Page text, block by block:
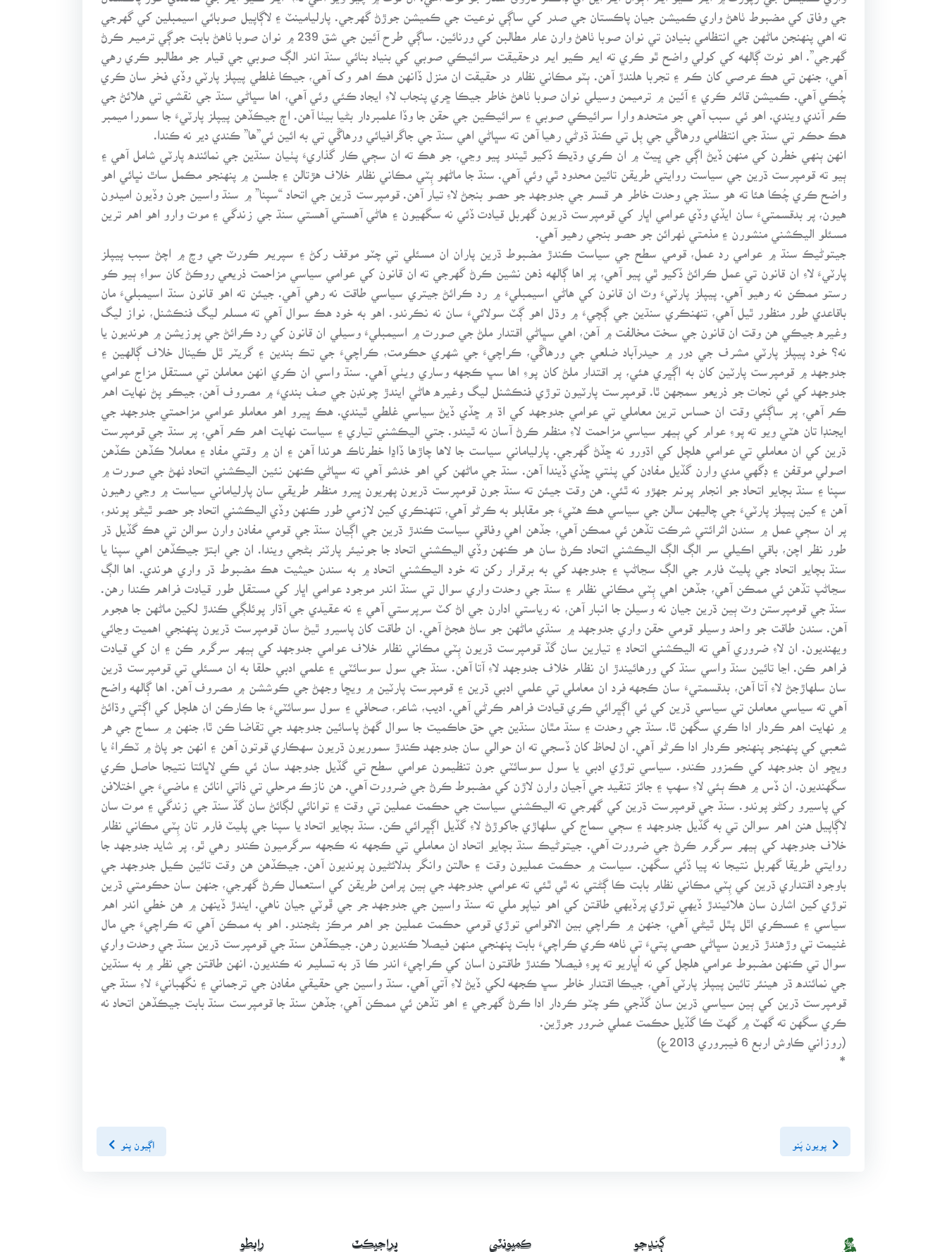
جي وفاق کي مضبوط ٺاهڻ واري ڪميشن جيان پاڪستان جي صدر کي ساڳي نوعيت جي ڪميشن جوڙڻ گهرجي. پارليامينٽ ۽ لاڳاپيل صوبائي اسيمبلين کي گهرجي
ته اهي پنهنجن ماڻهن جي انتظامي بنيادن تي نوان صوبا ٺاهڻ وارن عام مطالبن کي ورنائين. ساڳي طرح آئين جي شق 239 ۾ نوان صوبا ٺاهڻ بابت جوڳي ترميم ڪرڻ
گهرجي”. اهو نوٽ ڳالهه کي کولي واضح ٿو ڪري ته ايم ڪيو ايم درحقيقت سرائيڪي صوبي کي بنياد بنائي سنڌ اندر الڳ صوبي جي قيام جو مطالبو ڪري رهي
آهي، جنهن تي هڪ عرصي کان ڪم ۽ تجربا هلندڙ آهن. ٻٽو مڪاني نظام در حقيقت ان منزل ڏانهن هڪ اهم وک آهي، جيڪا غلطي پيپلز پارٽي وڏي فخر سان ڪري
چُڪي آهي. ڪميشن قائم ڪري ۽ آئين ۾ ترميمن وسيلي نوان صوبا ٺاهڻ خاطر جيڪا ڇري پنجاب لاءِ ايجاد ڪئي وئي آهي، اها سڀاڻي سنڌ جي نقشي تي هلائڻ جي
ڪم آندي ويندي. اهو ئي سبب آهي جو متحده وارا سرائيڪي صوبي ۽ سرائيڪين جي حقن جا وڏا علمبردار بڻيا بيٺا آهن. اڄ جيڪڏهن پيپلز پارٽيءَ جا سمورا ميمبر
هڪ حڪم تي سنڌ جي انتظامي ورهاڱي جي بِل تي ڪنڌ ڌوڻي رهيا آهن ته سڀاڻي اهي سنڌ جي جاگرافيائي ورهاڱي تي به ائين ئي”ها” ڪندي دير نه ڪندا.
انهن ٻنهي خطرن کي منهن ڏيڻ اڳي جي ڀيٽ ۾ ان ڪري وڌيڪ ڏکيو ٿيندو پيو وڃي، جو هڪ ته ان سڄي ڪار گذاريءَ پٺيان سنڌين جي نمائنده پارٽي شامل آهي ۽
ٻيو ته قومپرست ڌرين جي سياست روايتي طريقن تائين محدود ٿي وئي آهي. سنڌ جا ماڻهو ٻِٽي مڪاني نظام خلاف هڙتالن ۽ جلسن ۾ پنهنجو مڪمل ساٿ نڀائي اهو
واضح ڪري چُڪا هئا ته هو سنڌ جي وحدت خاطر هر قسم جي جدوجهد جو حصو بنجڻ لاءِ تيار آهن. قومپرست ڌرين جي اتحاد “سپنا” ۾ سنڌ واسين جون وڏيون اميدون
هيون، پر بدقسمتيءَ سان ايڏي وڏي عوامي اڀار کي قومپرست ڌريون گهربل قيادت ڏئي نه سگهيون ۽ هاڻي آهستي آهستي سنڌ جي زندگي ۽ موت وارو اهو اهم ترين
مسئلو اليڪشني منشورن ۽ مذمتي ٺهرائن جو حصو بنجي رهيو آهي.
جيتوڻيڪ سنڌ ۾ عوامي رد عمل، قومي سطح جي سياست ڪندڙ مضبوط ڌرين پاران ان مسئلي تي چٽو موقف رکڻ ۽ سپريم ڪورٽ جي وچ ۾ اچڻ سبب پيپلز
پارٽيءَ لاءِ ان قانون تي عمل ڪرائڻ ڏکيو ٿي پيو آهي، پر اها ڳالهه ذهن نشين ڪرڻ گهرجي ته ان قانون کي عوامي سياسي مزاحمت ذريعي روڪڻ کان سواءِ ٻيو ڪو
رستو ممڪن نه رهيو آهي. پيپلز پارٽيءَ وٽ ان قانون کي هاڻي اسيمبليءَ ۾ رد ڪرائڻ جيتري سياسي طاقت نه رهي آهي. جيئن ته اهو قانون سنڌ اسيمبليءَ مان
باقاعدي طور منظور ٿيل آهي، تنهنڪري سنڌين جي ڳچيءَ ۾ وڌل اهو ڳٽ سولائيءَ سان نه نڪرندو. اهو به خود هڪ سوال آهي ته مسلم ليگ فنڪشنل، نواز ليگ
وغيره جيڪي هن وقت ان قانون جي سخت مخالفت ۾ آهن، اهي سڀاڻي اقتدار ملڻ جي صورت ۾ اسيمبليءَ وسيلي ان قانون کي رد ڪرائڻ جي پوزيشن ۾ هونديون يا
نه؟ خود پيپلز پارٽي مشرف جي دور ۾ حيدرآباد ضلعي جي ورهاڱي، ڪراچيءَ جي شهري حڪومت، ڪراچيءَ جي تڪ بندين ۽ گريٽر ٿل ڪينال خلاف ڳالهين ۽
جدوجهد ۾ قومپرست پارٽين کان به اڳڀري هئي، پر اقتدار ملڻ کان پوءِ اها سڀ ڪجهه وساري ويٺي آهي. سنڌ واسي ان ڪري انهن معاملن تي مستقل مزاج عوامي
جدوجهد کي ئي نجات جو ذريعو سمجهن ٿا. قومپرست پارٽيون توڙي فنڪشنل ليگ وغيره هاڻي ايندڙ چونڊن جي صف بنديءَ ۾ مصروف آهن، جيڪو پڻ نهايت اهم
ڪم آهي، پر ساڳئي وقت ان حساس ترين معاملي تي عوامي جدوجهد کي اڌ ۾ ڇڏي ڏيڻ سياسي غلطي ٿيندي. هڪ ڀيرو اهو معاملو عوامي مزاحمتي جدوجهد جي
ايجنڊا تان هٽي ويو ته پوءِ عوام کي ٻيهر سياسي مزاحمت لاءِ منظم ڪرڻ آسان نه ٿيندو. جتي اليڪشني تياري ۽ سياست نهايت اهم ڪم آهي، پر سنڌ جي قومپرست
ڌرين کي ان معاملي تي عوامي هلچل کي اڌورو نه ڇڏڻ گهرجي. پارلياماني سياست جا لاها چاڙها ڏاڍا خطرناڪ هوندا آهن ۽ ان ۾ وقتي مفاد ۽ معاملا ڪڏهن ڪڏهن
اصولي موقفن ۽ ڊگهي مدي وارن گڏيل مفادن کي پٺتي ڇڏي ڏيندا آهن. سنڌ جي ماڻهن کي اهو خدشو آهي ته سڀاڻي ڪنهن نئين اليڪشني اتحاد ٺهڻ جي صورت ۾
سپنا ۽ سنڌ بچايو اتحاد جو انجام پونم جهڙو نه ٿئي. هن وقت جيئن ته سنڌ جون قومپرست ڌريون پهريون ڀيرو منظم طريقي سان پارلياماني سياست ۾ وڃي رهيون
آهن ۽ کين پيپلز پارٽيءَ جي چاليهن سالن جي سياسي هڪ هٽيءَ جو مقابلو به ڪرڻو آهي، تنهنڪري کين لازمي طور ڪنهن وڏي اليڪشني اتحاد جو حصو ٿيڻو پوندو،
پر ان سڄي عمل ۾ سندن اثرائتي شرڪت تڏهن ئي ممڪن آهي، جڏهن اهي وفاقي سياست ڪندڙ ڌرين جي اڳيان سنڌ جي قومي مفادن وارن سوالن تي هڪ گڏيل ڌر
طور نظر اچن، باقي اڪيلي سر الڳ الڳ اليڪشني اتحاد ڪرڻ سان هو ڪنهن وڏي اليڪشني اتحاد جا جونيئر پارٽنر بڻجي ويندا. ان جي ابتڙ جيڪڏهن اهي سپنا يا
سنڌ بچايو اتحاد جي پليٽ فارم جي الڳ سڃاڻپ ۽ جدوجهد کي به برقرار رکن ته خود اليڪشني اتحاد ۾ به سندن حيثيت هڪ مضبوط ڌر واري هوندي. اها الڳ
سڃاڻپ تڏهن ئي ممڪن آهي، جڏهن اهي ٻِٽي مڪاني نظام ۽ سنڌ جي وحدت واري سوال تي سنڌ اندر موجود عوامي اڀار کي مستقل طور قيادت فراهم ڪندا رهن.
سنڌ جي قومپرستن وٽ ٻين ڌرين جيان نه وسيلن جا انبار آهن، نه رياستي ادارن جي اڻ کٽ سرپرستي آهي ۽ نه عقيدي جي آڌار پوئلڳي ڪندڙ لکين ماڻهن جا هجوم
آهن. سندن طاقت جو واحد وسيلو قومي حقن واري جدوجهد ۾ سنڌي ماڻهن جو ساڻ هجڻ آهي. ان طاقت کان پاسيرو ٿيڻ سان قومپرست ڌريون پنهنجي اهميت وڃائي
ويهنديون. ان لاءِ ضروري آهي ته اليڪشني اتحاد ۽ تيارين سان گڏ قومپرست ڌريون ٻِٽي مڪاني نظام خلاف عوامي جدوجهد کي ٻيهر سرگرم ڪن ۽ ان کي قيادت
فراهم ڪن. اڃا تائين سنڌ واسي سنڌ کي ورهائيندڙ ان نظام خلاف جدوجهد لاءِ آتا آهن. سنڌ جي سول سوسائٽي ۽ علمي ادبي حلقا به ان مسئلي تي قومپرست ڌرين
سان سلهاڙجڻ لاءِ آتا آهن، بدقسمتيءَ سان ڪجهه فرد ان معاملي تي علمي ادبي ڌرين ۽ قومپرست پارٽين ۾ ويڇا وجهڻ جي ڪوششن ۾ مصروف آهن. اها ڳالهه واضح
آهي ته سياسي معاملن تي سياسي ڌرين کي ئي اڳڀرائي ڪري قيادت فراهم ڪرڻي آهي. اديب، شاعر، صحافي ۽ سول سوسائٽيءَ جا ڪارڪن ان هلچل کي اڳتي وڌائڻ
۾ نهايت اهم ڪردار ادا ڪري سگهن ٿا. سنڌ جي وحدت ۽ سنڌ مٿان سنڌين جي حق حاڪميت جا سوال گهڻ پاسائين جدوجهد جي تقاضا ڪن ٿا، جنهن ۾ سماج جي هر
شعبي کي پنهنجو پنهنجو ڪردار ادا ڪرڻو آهي. ان لحاظ کان ڏسجي ته ان حوالي سان جدوجهد ڪندڙ سموريون ڌريون سهڪاري قوتون آهن ۽ انهن جو پاڻ ۾ ٽڪراءُ يا
ويڇو ان جدوجهد کي ڪمزور ڪندو. سياسي توڙي ادبي يا سول سوسائٽي جون تنظيمون عوامي سطح تي گڏيل جدوجهد سان ئي ڪي لاڀائتا نتيجا حاصل ڪري
سگهنديون. ان ڏس ۾ هڪ ٻئي لاءِ سهپ ۽ جائز تنقيد جي آجيان وارن لاڙن کي مضبوط ڪرڻ جي ضرورت آهي. هن نازڪ مرحلي تي ذاتي انائن ۽ ماضيءَ جي اختلافن
کي پاسيرو رکڻو پوندو. سنڌ جي قومپرست ڌرين کي گهرجي ته اليڪشني سياست جي حڪمت عملين تي وقت ۽ توانائي لڳائڻ سان گڏ سنڌ جي زندگي ۽ موت سان
لاڳاپيل هنن اهم سوالن تي به گڏيل جدوجهد ۽ سڄي سماج کي سلهاڙي جاکوڙڻ لاءِ گڏيل اڳڀرائي ڪن. سنڌ بچايو اتحاد يا سپنا جي پليٽ فارم تان ٻِٽي مڪاني نظام
خلاف جدوجهد کي ٻيهر سرگرم ڪرڻ جي ضرورت آهي. جيتوڻيڪ سنڌ بچايو اتحاد ان معاملي تي ڪجهه نه ڪجهه سرگرميون ڪندو رهي ٿو، پر شايد جدوجهد جا
روايتي طريقا گهربل نتيجا نه پيا ڏئي سگهن. سياست ۾ حڪمت عمليون وقت ۽ حالتن وانگر بدلائڻيون پونديون آهن. جيڪڏهن هن وقت تائين ڪيل جدوجهد جي
باوجود اقتداري ڌرين کي ٻِٽي مڪاني نظام بابت ڪا ڳڻتي نه ٿي ٿئي ته عوامي جدوجهد جي ٻين پرامن طريقن کي استعمال ڪرڻ گهرجي، جنهن سان حڪومتي ڌرين
توڙي کين اشارن سان هلائيندڙ ڏيهي توڙي پرڏيهي طاقتن کي اهو نياپو ملي ته سنڌ واسين جي جدوجهد جر جي ڦوٽي جيان ناهي. ايندڙ ڏينهن ۾ هن خطي اندر اهم
سياسي ۽ عسڪري اٿل پٿل ٿيڻي آهي، جنهن ۾ ڪراچي بين الاقوامي توڙي قومي حڪمت عملين جو اهم مرڪز بڻجندو. اهو به ممڪن آهي ته ڪراچيءَ جي مال
غنيمت تي وڙهندڙ ڌريون سڀاڻي حصي پتيءَ تي ٺاهه ڪري ڪراچيءَ بابت پنهنجي منهن فيصلا ڪنديون رهن. جيڪڏهن سنڌ جي قومپرست ڌرين سنڌ جي وحدت واري
سوال تي ڪنهن مضبوط عوامي هلچل کي نه اُڀاريو ته پوءِ فيصلا ڪندڙ طاقتون اسان کي ڪراچيءَ اندر ڪا ڌر به تسليم نه ڪنديون. انهن طاقتن جي نظر ۾ به سنڌين
جي نمائنده ڌر هينئر تائين پيپلز پارٽي آهي، جيڪا اقتدار خاطر سڀ ڪجهه لکي ڏيڻ لاءِ آتي آهي. سنڌ واسين جي حقيقي مفادن جي ترجماني ۽ نگهبانيءَ لاءِ سنڌ جي
قومپرست ڌرين کي ٻين سياسي ڌرين سان گڏجي ڪو چٽو ڪردار ادا ڪرڻ گهرجي ۽ اهو تڏهن ئي ممڪن آهي، جڏهن سنڌ جا قومپرست سنڌ بابت جيڪڏهن اتحاد نه
ڪري سگهن ته گهٽ ۾ گهٽ ڪا گڏيل حڪمت عملي ضرور جوڙين.
(روزاني ڪاوش اربع 6 فيبروري 2013ع)
*
پويون پَنو اڳيون پنو
ڳنڍجو ڪميونٽي پراجيڪٽ رابطو